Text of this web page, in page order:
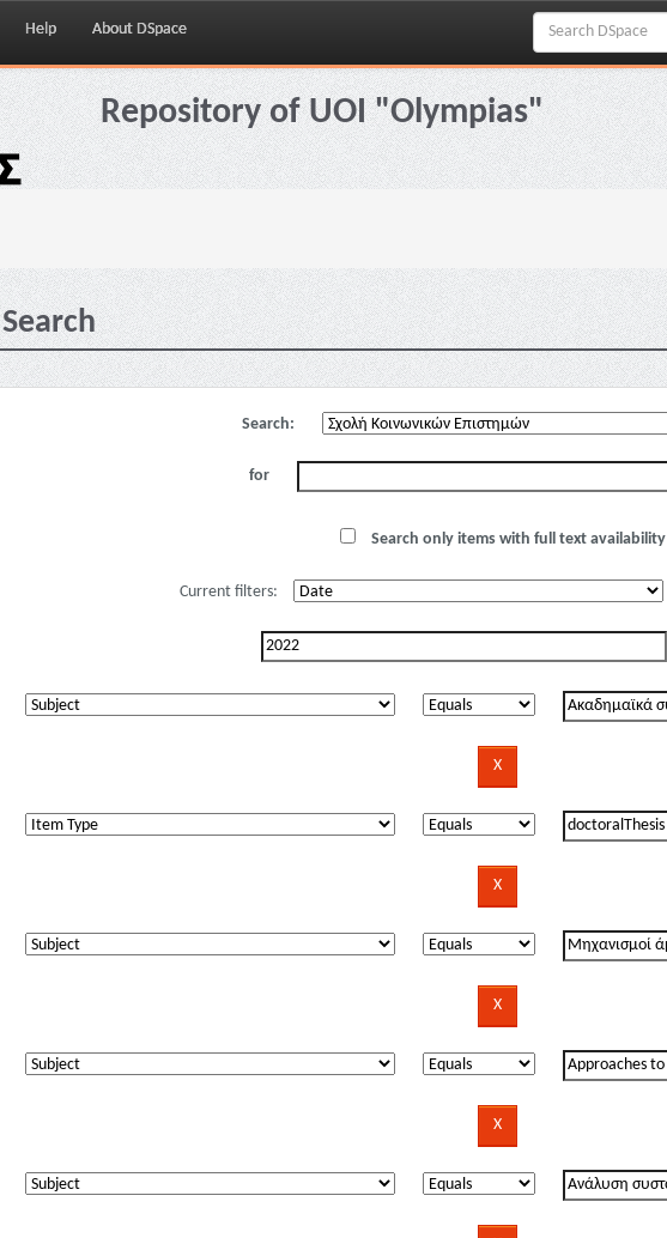
Help About DSpace
Repository of UOI "Olympias"
Search
Search:
for
Search only items with full text availability
Current filters: